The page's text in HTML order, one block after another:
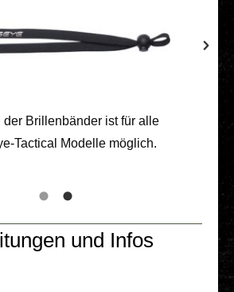
der Bril­len­bän­der ist für alle
Tac­­ti­­cal Modelle möglich.
und Infos